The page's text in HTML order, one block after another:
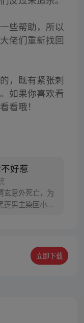
些帮助，所以
佬们重新找回
，既有紧张刺
如果你喜欢看
看哦！
好惹
玄意外死亡，为
莲男主染回小白
立即下载